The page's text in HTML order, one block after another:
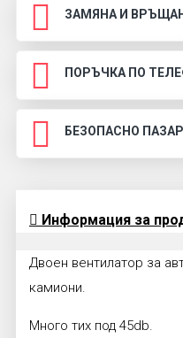
ЗАМЯНА И
ПОРЪЧКА ПО
БЕЗОПАСНО
Информация за
Двоен вентилатор за
камиони.
Много тих под 45db.